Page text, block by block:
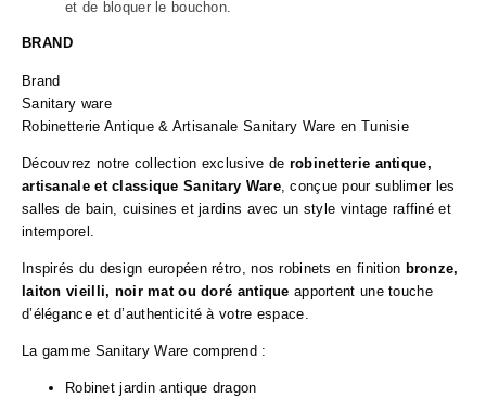
et de bloquer le bouchon.
BRAND
Brand
Sanitary ware
Robinetterie Antique & Artisanale Sanitary Ware en Tunisie
Découvrez notre collection exclusive de robinetterie antique,
artisanale et classique Sanitary Ware, conçue pour sublimer les
salles de bain, cuisines et jardins avec un style vintage raffiné et
intemporel.
Inspirés du design européen rétro, nos robinets en finition bronze,
laiton vieilli, noir mat ou doré antique apportent une touche
d’élégance et d’authenticité à votre espace.
La gamme Sanitary Ware comprend :
Robinet jardin antique dragon